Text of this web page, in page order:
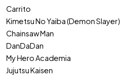
Carrito
Kimetsu No Yaiba (Demon Slayer)
Chainsaw Man
DanDaDan
My Hero Academia
Jujutsu Kaisen